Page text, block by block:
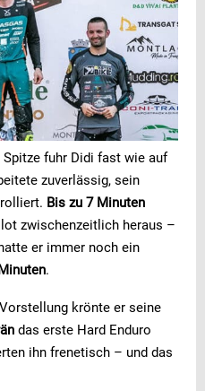
fuhr Didi fast wie auf
zuverlässig, sein
Bis zu 7 Minuten
zwischenzeitlich heraus –
er immer noch ein
.
krönte er seine
das erste Hard Enduro
ihn frenetisch – und das